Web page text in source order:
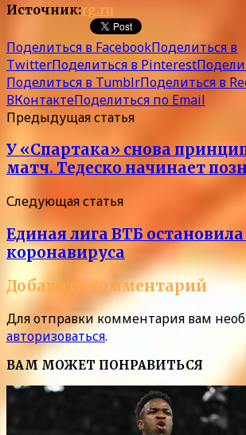
Источник:rg.ru
Поделиться в FacebookПоделиться в
TwitterПоделиться в Pinterest
Поделиться в TumblrПоделиться в
ВКонтактеПоделиться по Email
Предыдущая статья
У «Спартака» снова
матч. Тедеско начинает
Следующая статья
Единая лига ВТБ остановила
коронавируса
Добавить комментарий
Для отправки комментария вам
авторизоваться.
ВАМ МОЖЕТ ПОНРАВИТЬСЯ